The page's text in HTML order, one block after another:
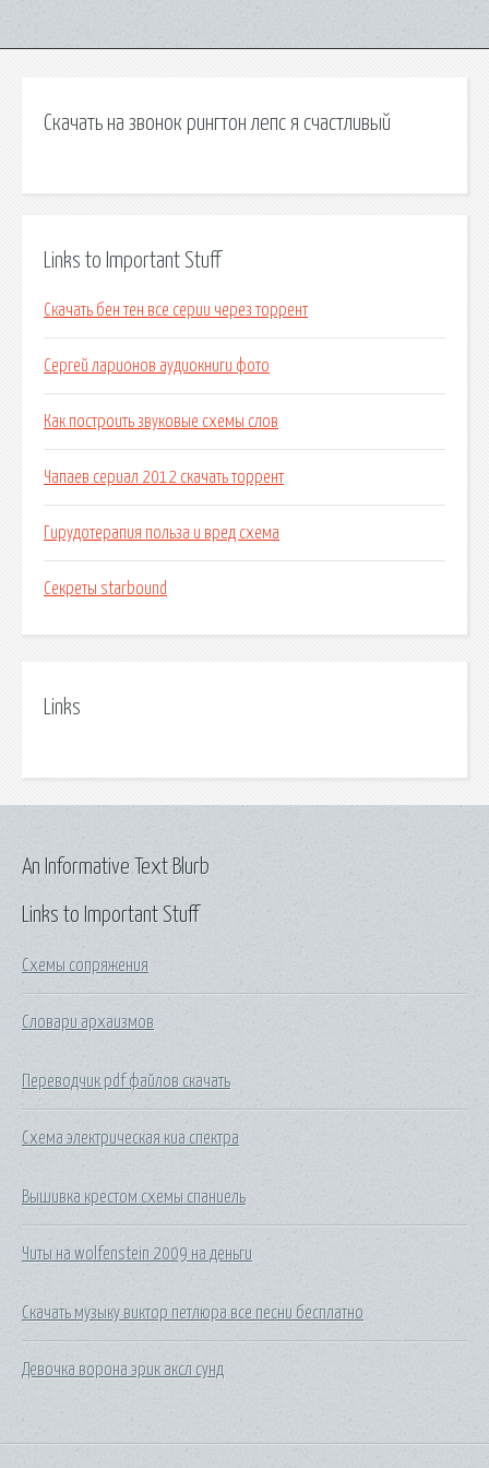
Скачать на звонок рингтон лепс я счастливый
Links to Important Stuff
Скачать бен тен все серии через торрент
Сергей ларионов аудиокниги фото
Как построить звуковые схемы слов
Чапаев сериал 2012 скачать торрент
Гирудотерапия польза и вред схема
Секреты starbound
Links
Links to Important Stuff
Схемы сопряжения
Словари архаизмов
Переводчик pdf файлов скачать
Схема электрическая киа спектра
Вышивка крестом схемы спаниель
Читы на wolfenstein 2009 на деньги
Скачать музыку виктор петлюра все песни бесплатно
Девочка ворона эрик аксл сунд
An Informative Text Blurb